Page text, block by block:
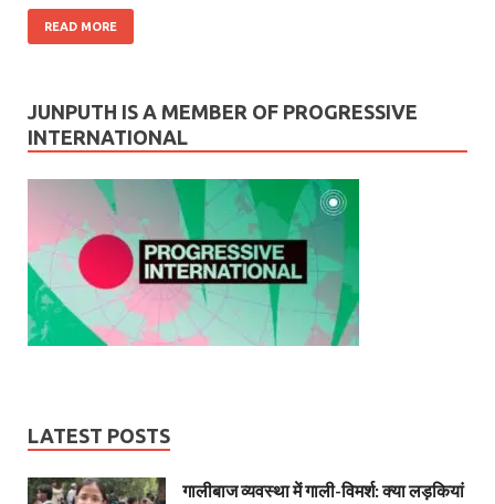
READ MORE
JUNPUTH IS A MEMBER OF PROGRESSIVE
INTERNATIONAL
LATEST POSTS
गालीबाज व्‍यवस्‍था में गाली-विमर्श: क्या लड़कियां